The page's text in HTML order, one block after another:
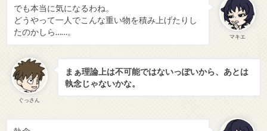
マキエ
でも本当に気になるわね。
どうやって一人でこんな重い物を積み上げたりし
たのかしら……。
ぐっさん
まぁ理論上は不可能ではないっぽいから、あとは
執念じゃないかな。